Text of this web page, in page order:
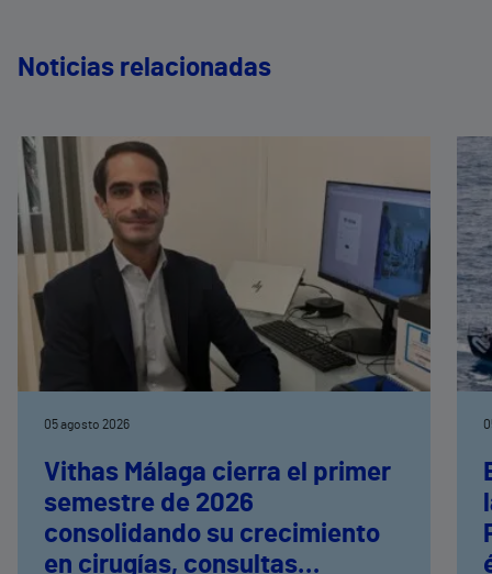
Noticias relacionadas
05 agosto 2026
Vithas Málaga cierra el primer
semestre de 2026
consolidando su crecimiento
en cirugías, consultas